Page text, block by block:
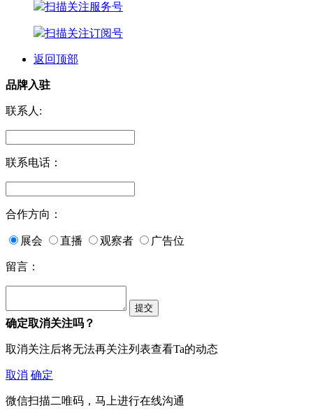
扫描关注服务号
扫描关注订阅号
返回顶部
品牌入驻
联系人:
联系电话：
合作方向：
展会 直播 观察者 广告位
留言：
确定取消关注吗？
取消关注后将无法再关注列表查看Ta的动态
取消 确定
微信扫描二唯码，马上进行在线沟通